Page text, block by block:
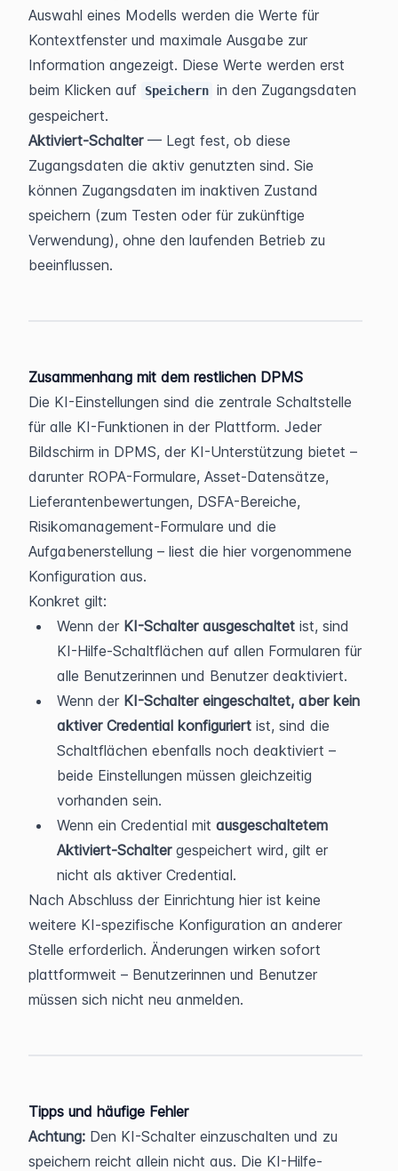
Auswahl eines Modells werden die Werte für
Kontextfenster und maximale Ausgabe zur
Information angezeigt. Diese Werte werden erst
beim Klicken auf
Speichern in den Zugangsdaten
gespeichert.
Aktiviert-Schalter — Legt fest, ob diese
Zugangsdaten die aktiv genutzten sind. Sie
können Zugangsdaten im inaktiven Zustand
speichern (zum Testen oder für zukünftige
Verwendung), ohne den laufenden Betrieb zu
beeinflussen.
Zusammenhang mit dem restlichen DPMS
Die KI-Einstellungen sind die zentrale Schaltstelle
für alle KI-Funktionen in der Plattform. Jeder
Bildschirm in DPMS, der KI-Unterstützung bietet –
darunter ROPA-Formulare, Asset-Datensätze,
Lieferantenbewertungen, DSFA-Bereiche,
Risikomanagement-Formulare und die
Aufgabenerstellung – liest die hier vorgenommene
Konfiguration aus.
Konkret gilt:
Wenn der KI-Schalter ausgeschaltet ist, sind
KI-Hilfe-Schaltflächen auf allen Formularen für
alle Benutzerinnen und Benutzer deaktiviert.
Wenn der KI-Schalter eingeschaltet, aber kein
aktiver Credential konfiguriert ist, sind die
Schaltflächen ebenfalls noch deaktiviert –
beide Einstellungen müssen gleichzeitig
vorhanden sein.
Wenn ein Credential mit ausgeschaltetem
Aktiviert-Schalter gespeichert wird, gilt er
nicht als aktiver Credential.
Nach Abschluss der Einrichtung hier ist keine
weitere KI-spezifische Konfiguration an anderer
Stelle erforderlich. Änderungen wirken sofort
plattformweit – Benutzerinnen und Benutzer
müssen sich nicht neu anmelden.
Tipps und häufige Fehler
Achtung: Den KI-Schalter einzuschalten und zu
speichern reicht allein nicht aus. Die KI-Hilfe-